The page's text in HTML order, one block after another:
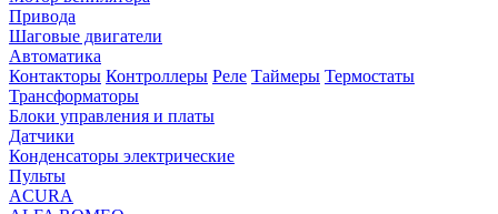
Привода
Шаговые двигатели
Автоматика
Контакторы Контроллеры Реле Таймеры Термостаты
Трансформаторы
Блоки управления и платы
Датчики
Конденсаторы электрические
Пульты
ACURA